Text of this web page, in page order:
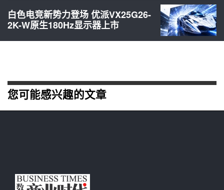
白色电竞新势力登场 优派VX25G26-
2K-W原生180Hz显示器上市
您可能感兴趣的文章